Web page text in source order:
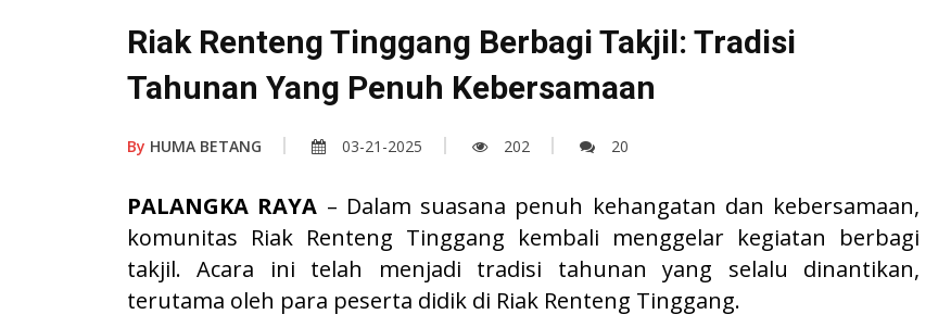
Riak Renteng Tinggang Berbagi Takjil: Tradisi
Tahunan Yang Penuh Kebersamaan
By HUMA BETANG 03-21-2025 202 20
PALANGKA RAYA – Dalam suasana penuh kehangatan dan kebersamaan,
komunitas Riak Renteng Tinggang kembali menggelar kegiatan berbagi
takjil. Acara ini telah menjadi tradisi tahunan yang selalu dinantikan,
terutama oleh para peserta didik di Riak Renteng Tinggang.